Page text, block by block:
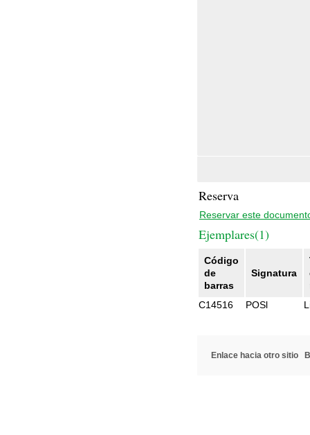
Reserva
Reservar este
Ejemplares(1)
Código
de
barras
Signatura
C14516
POSl
Enlace hacia otro sitio